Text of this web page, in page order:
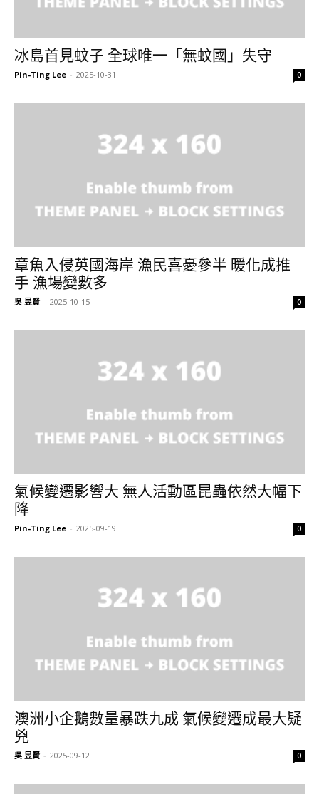
冰島首見蚊子 全球唯一「無蚊國」失守
Pin-Ting Lee - 2025-10-31 0
章魚入侵英國海岸 漁民喜憂參半 暖化成推
手 漁場變數多
吳 昱賢 - 2025-10-15 0
氣候變遷影響大 無人活動區昆蟲依然大幅下
降
Pin-Ting Lee - 2025-09-19 0
澳洲小企鵝數量暴跌九成 氣候變遷成最大疑
兇
吳 昱賢 - 2025-09-12 0